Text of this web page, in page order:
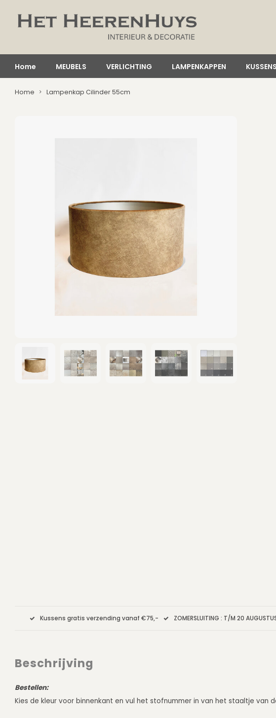
Home MEUBELS VERLICHTING LAMPENKAPPEN
Home Lampenkap Cilinder 55cm
Kussens gratis verzending vanaf €75,- ZOMERSLUITING : T/M 20
Beschrijving
Bestellen:
Kies de kleur voor binnenkant en vul het stofnummer in van het staaltje